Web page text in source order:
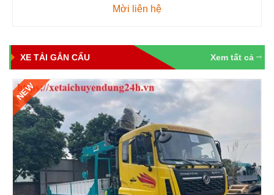
Mời liên hệ
XE TẢI GẮN CẨU Xem tất cả
NEW